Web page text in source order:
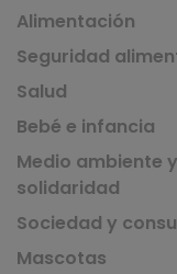
Alimentación
Seguridad
Salud
Bebé e infancia
Medio ambiente y
solidaridad
Sociedad y
Mascotas